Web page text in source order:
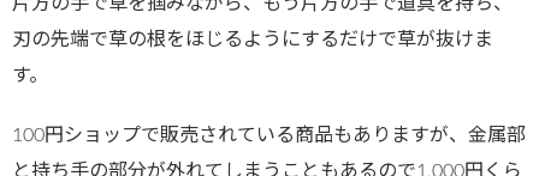
片方の手で草を掴みながら、もう片方の手で道具を持ち、
刃の先端で草の根をほじるようにするだけで草が抜けま
す。
100円ショップで販売されている商品もありますが、金属部
と持ち手の部分が外れてしまうこともあるので1,000円くら